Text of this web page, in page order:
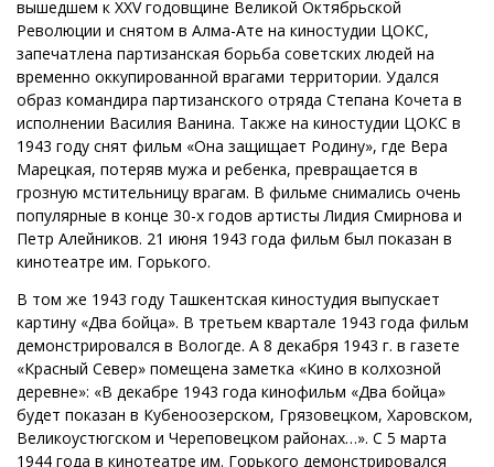
вышедшем к XXV годовщине Великой Октябрьской
Революции и снятом в Алма-Ате на киностудии ЦОКС,
запечатлена партизанская борьба советских людей на
временно оккупированной врагами территории. Удался
образ командира партизанского отряда Степана Кочета в
исполнении Василия Ванина. Также на киностудии ЦОКС в
1943 году снят фильм «Она защищает Родину», где Вера
Марецкая, потеряв мужа и ребенка, превращается в
грозную мстительницу врагам. В фильме снимались очень
популярные в конце 30-х годов артисты Лидия Смирнова и
Петр Алейников. 21 июня 1943 года фильм был показан в
кинотеатре им. Горького.
В том же 1943 году Ташкентская киностудия выпускает
картину «Два бойца». В третьем квартале 1943 года фильм
демонстрировался в Вологде. А 8 декабря 1943 г. в газете
«Красный Север» помещена заметка «Кино в колхозной
деревне»: «В декабре 1943 года кинофильм «Два бойца»
будет показан в Кубеноозерском, Грязовецком, Харовском,
Великоустюгском и Череповецком районах…». С 5 марта
1944 года в кинотеатре им. Горького демонстрировался